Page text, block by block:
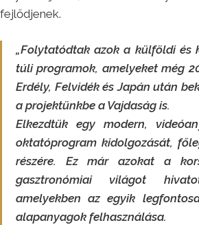
fejlődjenek.
„Folytatódtak azok a külföldi és
túli programok, amelyeket még
Erdély, Felvidék és Japán után
a projektünkbe a Vajdaság is.
Elkezdtük egy modern,
oktatóprogram kidolgozását,
részére. Ez már azokat a
gasztronómiai világot
amelyekben az egyik
alapanyagok felhasználása.